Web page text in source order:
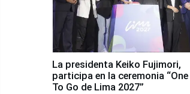
La presidenta Keiko Fujimori,
participa en la ceremonia “One
To Go de Lima 2027”